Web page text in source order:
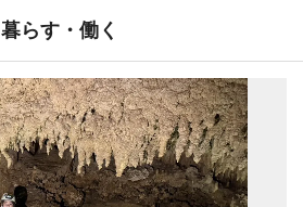
暮らす・働く